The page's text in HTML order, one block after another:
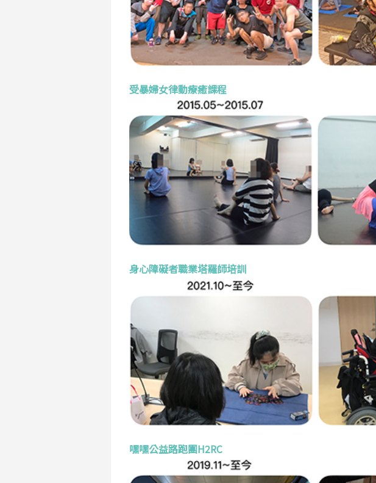
受暴婦女律動療癒課程
身心障礙者職業塔羅師培訓
嘿嘿公益路跑團H2RC